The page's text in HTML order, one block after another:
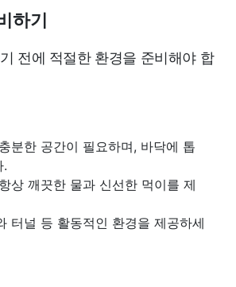
하기
전에 적절한 환경을 준비해야 합
분한 공간이 필요하며, 바닥에 톱
.
상 깨끗한 물과 신선한 먹이를 제
터널 등 활동적인 환경을 제공하세